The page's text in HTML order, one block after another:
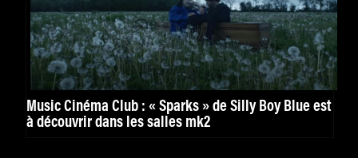
Music Cinéma Club : « Sparks » de Silly Boy Blue est
à découvrir dans les salles mk2